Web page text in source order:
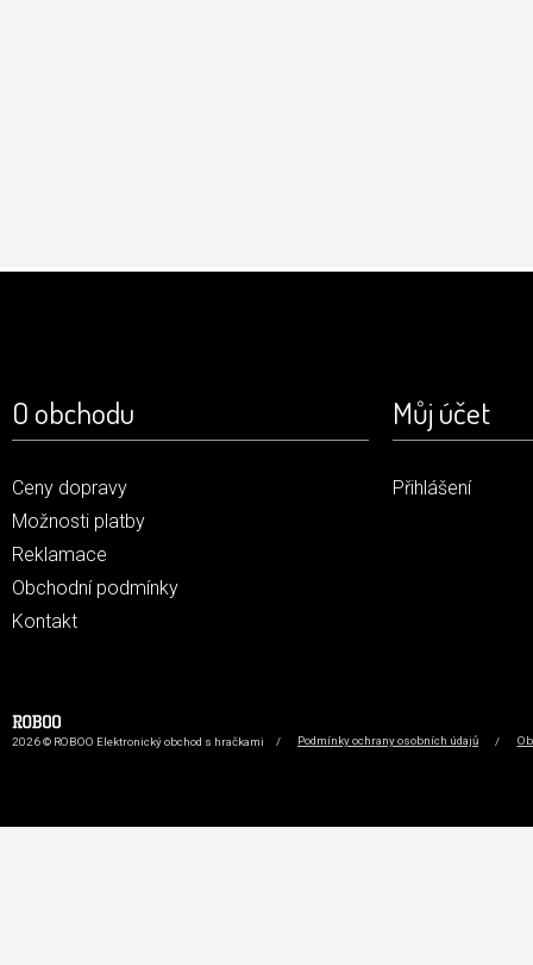
O obchodu
Ceny dopravy
Možnosti platby
Reklamace
Obchodní podmínky
Kontakt
Můj účet
Přihlášení
2026 © ROBOO Elektronický obchod s hračkami / Podmínky ochrany osobních údajů /